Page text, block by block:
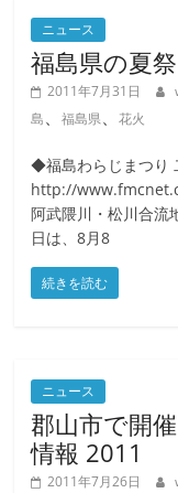
ニュース
福島県の夏
2011年7月31日
島、福島県、花火
◆福島わらじまつり
http://
阿武隈川・松川合流
日は、8月8
続きを読む
ニュース
郡山市で開
情報 2011
2011年7月26日